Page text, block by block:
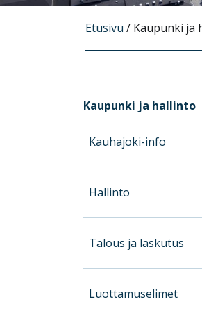
Etusivu / Kaupunki ja
Kaupunki ja hallinto
Kauhajoki-info
Hallinto
Talous ja laskutus
Luottamuselimet